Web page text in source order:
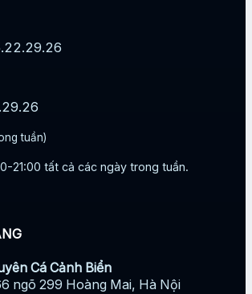
tuần)
21:00 tất cả các ngày trong tuần.
Cá Cảnh Biển
ngõ 299 Hoàng Mai, Hà Nội